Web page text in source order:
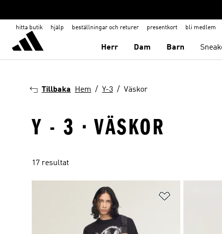
hitta butik hjälp beställningar och returer presentkort bli medlem
Herr Dam Barn
Tillbaka Hem Y-3 Väskor
Y - 3 · VÄSKOR
17 resultat